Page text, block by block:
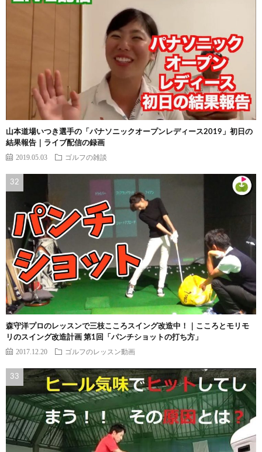
山本道場いつき選手の「パナソニックオープンレディース2019」初日の
結果報告｜ライブ配信の録画
2019.05.03 ゴルフの雑談
森守洋プロのレッスンで三枝こころスイング改造中！｜こころとモリモ
リのスイング改造計画 第1回「パンチショットの打ち方」
2017.12.20 ゴルフのレッスン動画